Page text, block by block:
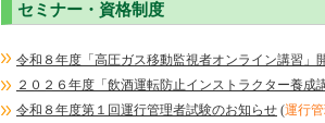
セミナー・資格制度
令和８年度「高圧ガス移動監視者オンライン講習」
２０２６年度「飲酒運転防止インストラクター養成
令和８年度第１回運行管理者試験のお知らせ (運行